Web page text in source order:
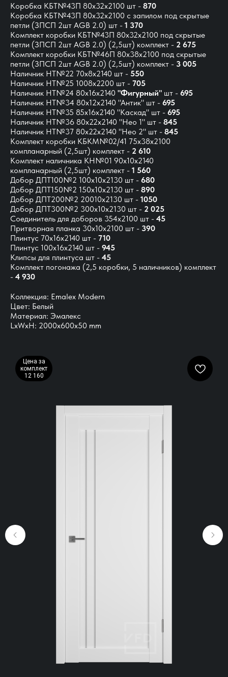
Коробка КБТ№43П 80х32х2100 шт - 870
Коробка КБТ№43П 80х32х2100 с запилом под скрытые
петли (ЗПСП 2шт AGB 2.0) шт - 1 370
Комплект коробки КБТ№43П 80x32x2100 под скрытые
петли (ЗПСП 2шт AGB 2.0) (2,5шт) комплект - 2 675
Комплект коробки КБТ№46П 80x38x2100 под скрытые
петли (ЗПСП 2шт AGB 2.0) (2,5шт) комплект - 3 005
Наличник НТ№22 70х8х2140 шт - 550
Наличник НТ№25 1008х2200 шт - 705
Наличник НТ№24 80х16х2140 "Фигурный" шт - 695
Наличник НТ№34 80х12х2140 "Антик" шт - 695
Наличник НТ№35 85х16х2140 "Каскад" шт - 695
Наличник НТ№36 80х22х2140 "Нео 1" шт - 845
Наличник НТ№37 80х22х2140 "Нео 2" шт - 845
Комплект коробки КБКМ№02/41 75х38х2100
компланарный (2,5шт) комплект - 2 610
Комплект наличника КН№01 90х10х2140
компланарный (2,5шт) комплект - 1 560
Добор ДПТ100№2 100х10х2130 шт - 680
Добор ДПТ150№2 150х10х2130 шт - 890
Добор ДПТ200№2 20010х2130 шт - 1050
Добор ДПТ300№2 300х10х2130 шт - 2 025
Соединитель для доборов 354х2100 шт - 45
Притворная планка 30х10х2100 шт - 390
Плинтус 70х16х2140 шт - 710
Плинтус 100х16х2140 шт - 945
Клипсы для плинтуса шт - 45
Комплект погонажа (2,5 коробки, 5 наличников) комплект
- 4 930
Коллекция: Emalex Modern
Цвет: Белый
Материал: Эмалекс
LxWxH: 2000x600x50 mm
Цена за
комплект
12 160